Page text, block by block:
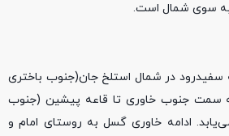
به سوی شمال است.
سفیدرود در شمال استلخ جان(جنوب باختری
سمت جنوب خاوری تا قاعه پیشین (جنوب
ادامه خاوری گسل به روستای امام و